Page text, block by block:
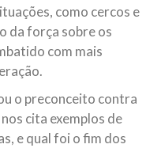
como cercos e
da força sobre os
com mais
o preconceito contra
cita exemplos de
e qual foi o fim dos